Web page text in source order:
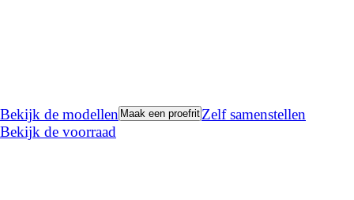
Bekijk de modellen Maak een proefrit Zelf samenstellen
Bekijk de voorraad